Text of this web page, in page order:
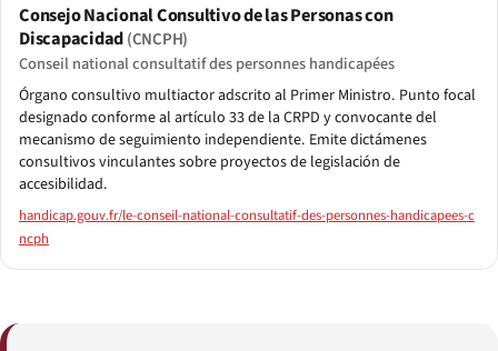
Consejo Nacional Consultivo de las Personas con
Discapacidad(CNCPH)
Conseil national consultatif des personnes handicapées
Órgano consultivo multiactor adscrito al Primer Ministro. Punto focal
designado conforme al artículo 33 de la CRPD y convocante del
mecanismo de seguimiento independiente. Emite dictámenes
consultivos vinculantes sobre proyectos de legislación de
accesibilidad.
handicap.gouv.fr/le-conseil-national-consultatif-des-personnes-handicapees-c
ncph